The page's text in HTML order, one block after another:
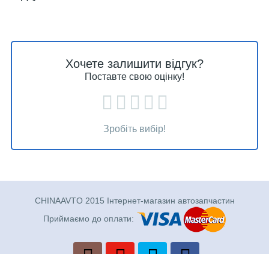
Хочете залишити відгук?
Поставте свою оцінку!
Зробіть вибір!
CHINAAVTO 2015 Інтернет-магазин автозапчастин
Приймаємо до оплати: